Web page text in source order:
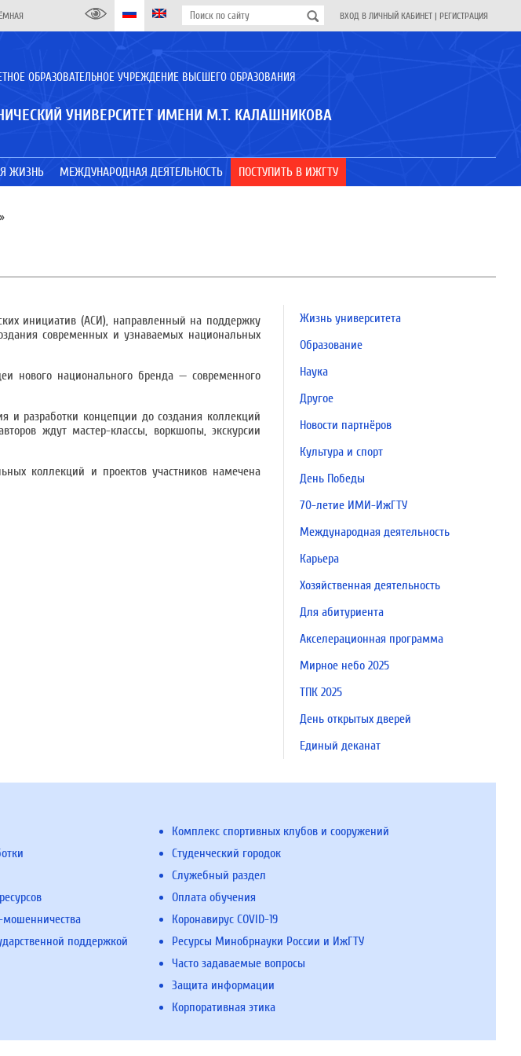
ВХОД В ЛИЧНЫЙ КАБИНЕТ | РЕГИСТРАЦИЯ
ОБРАЗОВАТЕЛЬНОЕ УЧРЕЖДЕНИЕ ВЫСШЕГО ОБРАЗОВАНИЯ
УНИВЕРСИТЕТ ИМЕНИ М.Т. КАЛАШНИКОВА
ЖИЗНЬ МЕЖДУНАРОДНАЯ ДЕЯТЕЛЬНОСТЬ ПОСТУПИТЬ В ИЖГТУ
инициатив (АСИ), направленный на поддержку
современных и узнаваемых национальных
нового национального бренда — современного
и разработки концепции до создания коллекций
ждут мастер-классы, воркшопы, экскурсии
коллекций и проектов участников намечена
Жизнь университета
Образование
Наука
Другое
Новости партнёров
Культура и спорт
День Победы
70-летие ИМИ-ИжГТУ
Международная деятельность
Карьера
Хозяйственная деятельность
Для абитуриента
Акселерационная программа
Мирное небо 2025
ТПК 2025
День открытых дверей
Единый деканат
поддержкой
Комплекс спортивных клубов и сооружений
Студенческий городок
Служебный раздел
Оплата обучения
Коронавирус COVID-19
Ресурсы Минобрнауки России и ИжГТУ
Часто задаваемые вопросы
Защита информации
Корпоративная этика